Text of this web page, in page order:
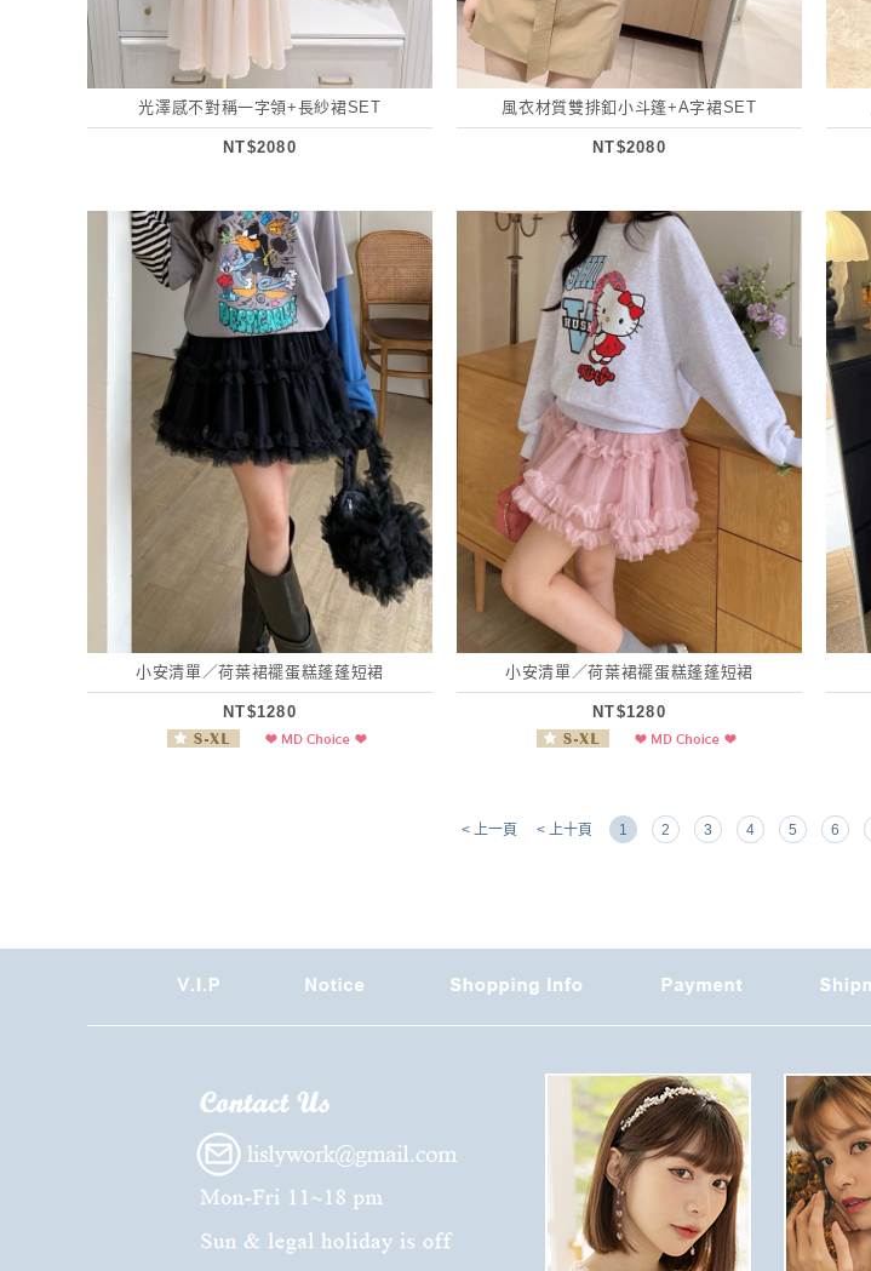
光澤感不對稱一字領+長紗裙SET
NT$2080
風衣材質雙排釦小斗篷+A字裙SET
NT$2080
小安清單／荷葉裙襬蛋糕蓬蓬短裙
NT$1280
小安清單／荷葉裙襬蛋糕蓬蓬短裙
NT$1280
< 上一頁 < 上十頁 1 2 3 4 5 6